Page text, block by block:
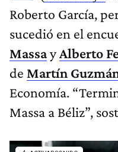
Roberto García,
sucedió en el
MassayAlberto
de Martín
Economía.
Massa a Béliz”,